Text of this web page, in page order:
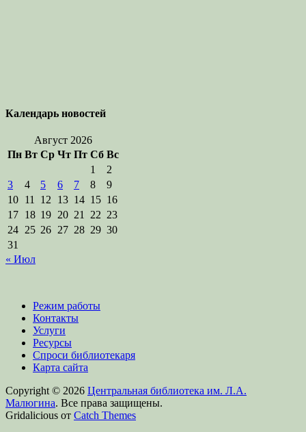
Календарь новостей
Август 2026
Пн Вт Ср Чт Пт Сб Вс
1
2
3
4 5 6 7 8
9
10 11 12 13 14 15 16
17 18 19 20 21 22 23
24 25 26 27 28 29 30
31
« Июл
Режим работы
Контакты
Услуги
Ресурсы
Спроси библиотекаря
Карта сайта
Copyright © 2026 Центральная библиотека им. Л.А.
Малюгина. Все права защищены.
Gridalicious от Catch Themes